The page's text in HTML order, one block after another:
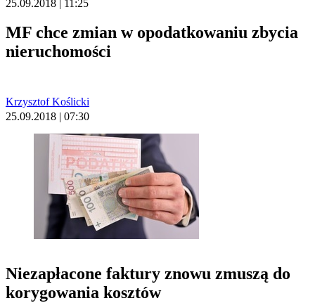
25.09.2018 | 11:25
MF chce zmian w opodatkowaniu zbycia
nieruchomości
Krzysztof Koślicki
25.09.2018 | 07:30
Niezapłacone faktury znowu zmuszą do
korygowania kosztów